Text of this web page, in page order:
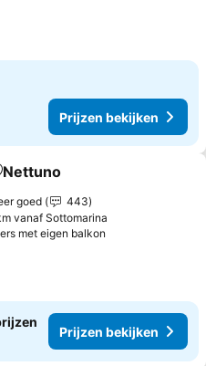
Prijzen bekijken
aan favorieten
Nettuno
goed
443
vanaf Sottomarina
met eigen balkon
Prijzen bekijken